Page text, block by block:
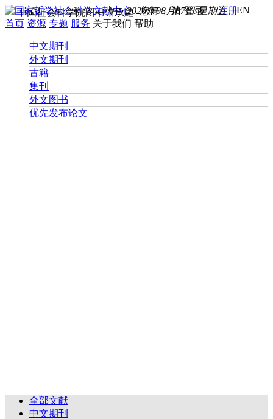
您好， 请登录 注册EN
2026年08月07日 星期五
中国社会科学院图书馆承建
首页 资源 专题 服务 关于我们 帮助
中文期刊
外文期刊
古籍
集刊
外文图书
优先发布论文
全部文献
中文期刊